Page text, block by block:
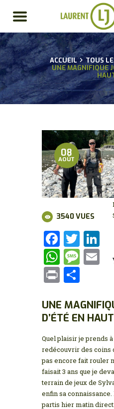
ACCUEIL TOUS
UNE MAGNIFIQUE
ACCUEIL
BIO
CONSEILS
BOUTIQUE EN
POUR LES
PARTENAIRES
CONTACT
MA LISTE
MON COMPTE
08
AOÛT
3540 VUES
F
a
ce
b
o
o
k
T
w
it
r dI
n
W
h
at
s
A
p
p
M
a
g
e
l
P
ntta
g
er
UNE
D’ÉTÉ EN
Quel plaisir je prends
redécouvrir des coins
pas encore fait rouler
faisait 3 ans que je
terrain de jeux de
enfin sa
partis hier matin